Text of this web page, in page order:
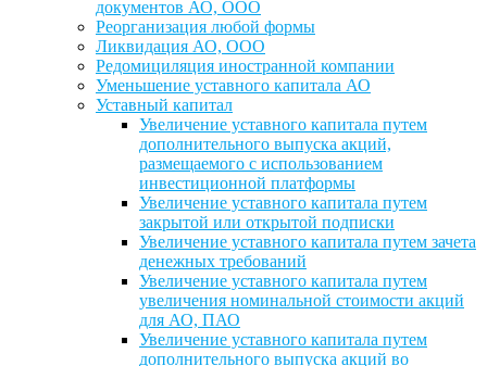
документов АО, ООО
Реорганизация любой формы
Ликвидация АО, ООО
Редомициляция иностранной компании
Уменьшение уставного капитала АО
Уставный капитал
Увеличение уставного капитала путем
дополнительного выпуска акций,
размещаемого с использованием
инвестиционной платформы
Увеличение уставного капитала путем
закрытой или открытой подписки
Увеличение уставного капитала путем зачета
денежных требований
Увеличение уставного капитала путем
увеличения номинальной стоимости акций
для АО, ПАО
Увеличение уставного капитала путем
дополнительного выпуска акций во